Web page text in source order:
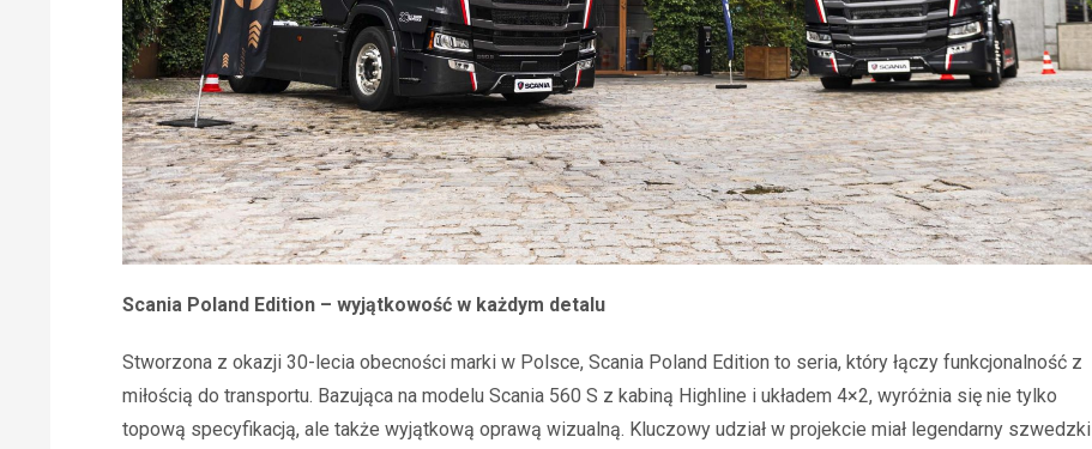
Scania Poland Edition – wyjątkowość w każdym detalu
Stworzona z okazji 30-lecia obecności marki w Polsce, Scania Poland Edition to seria, który łączy funkcjonalność z
miłością do transportu. Bazująca na modelu Scania 560 S z kabiną Highline i układem 4×2, wyróżnia się nie tylko
topową specyfikacją, ale także wyjątkową oprawą wizualną. Kluczowy udział w projekcie miał legendarny szwedzki